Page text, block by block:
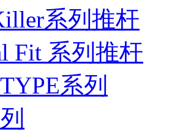
系列推杆
Fit 系列推杆
系列